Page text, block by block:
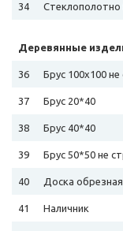
34 Стеклополотно
Деревянные
36 Брус 100х100 не
37 Брус 20*40
38 Брус 40*40
39 Брус 50*50 не
40 Доска
41 Наличник